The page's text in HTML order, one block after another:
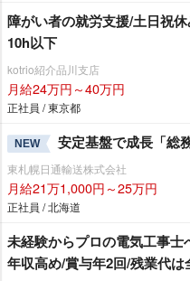
障がい者の就労支援/土日祝
10h以下
kotrio紹介品川支店
月給24万円～40万円
正社員 / 東京都
NEW 安定基盤で成長「総
東札幌日通輸送株式会社
月給21万1,000円～25万円
正社員 / 北海道
未経験からプロの電気工事
年収高め/賞与年2回/残業代は